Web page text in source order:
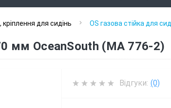
кріплення для сидінь OS газова стійка для
мм OceanSouth (MA 776-2)
Відгуки: (0)